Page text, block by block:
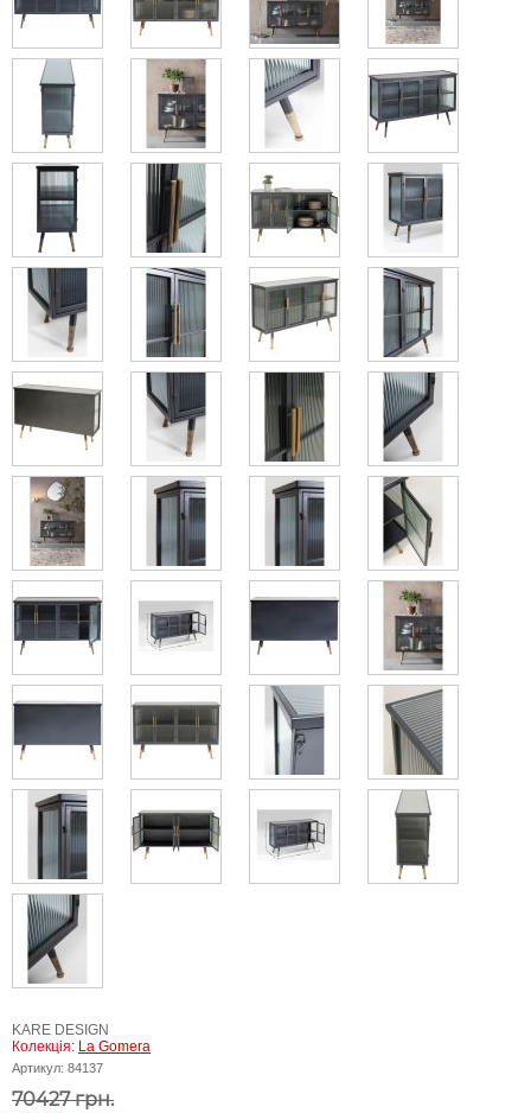
KARE DESIGN
Колекція: La Gomera
Артикул: 84137
70427 грн.